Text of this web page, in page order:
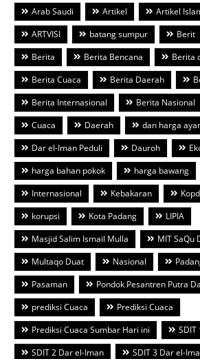
Arab Saudi Artikel Artikel
ARTVISI
batang sumpur Berit
Berita
Berita Bencana
Berita
Berita Cuaca
Berita Daerah
Berita Internasional
Berita Nasional
Cuaca
Daerah
dan harga
Dar el-Iman Peduli
Dauroh
harga bahan pokok
harga bawang
Internasional
Kebakaran
korupsi
Kota Padang
LIPIA
Masjid Salim Ismail Mulla
MIT SaQu
Multaqo Duat
Nasional
Pasaman
Pondok Pesantren Putra
prediksi Cuaca
Prediksi Cuaca
Prediksi Cuaca Sumbar Hari ini
SDIT
SDIT 2 Dar el-Iman
SDIT 3 Dar el-